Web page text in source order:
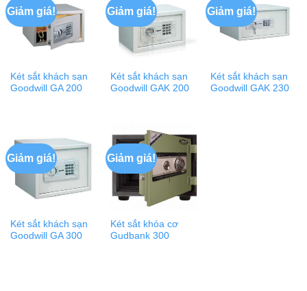
Giảm giá!
Két sắt khách sạn
Goodwill GA 200
Giảm giá!
Két sắt khách sạn
Goodwill GAK 200
Giảm giá!
Két sắt khách sạn
Goodwill GAK 230
Giảm giá!
Két sắt khách sạn
Goodwill GA 300
Giảm giá!
Két sắt khóa cơ
Gudbank 300